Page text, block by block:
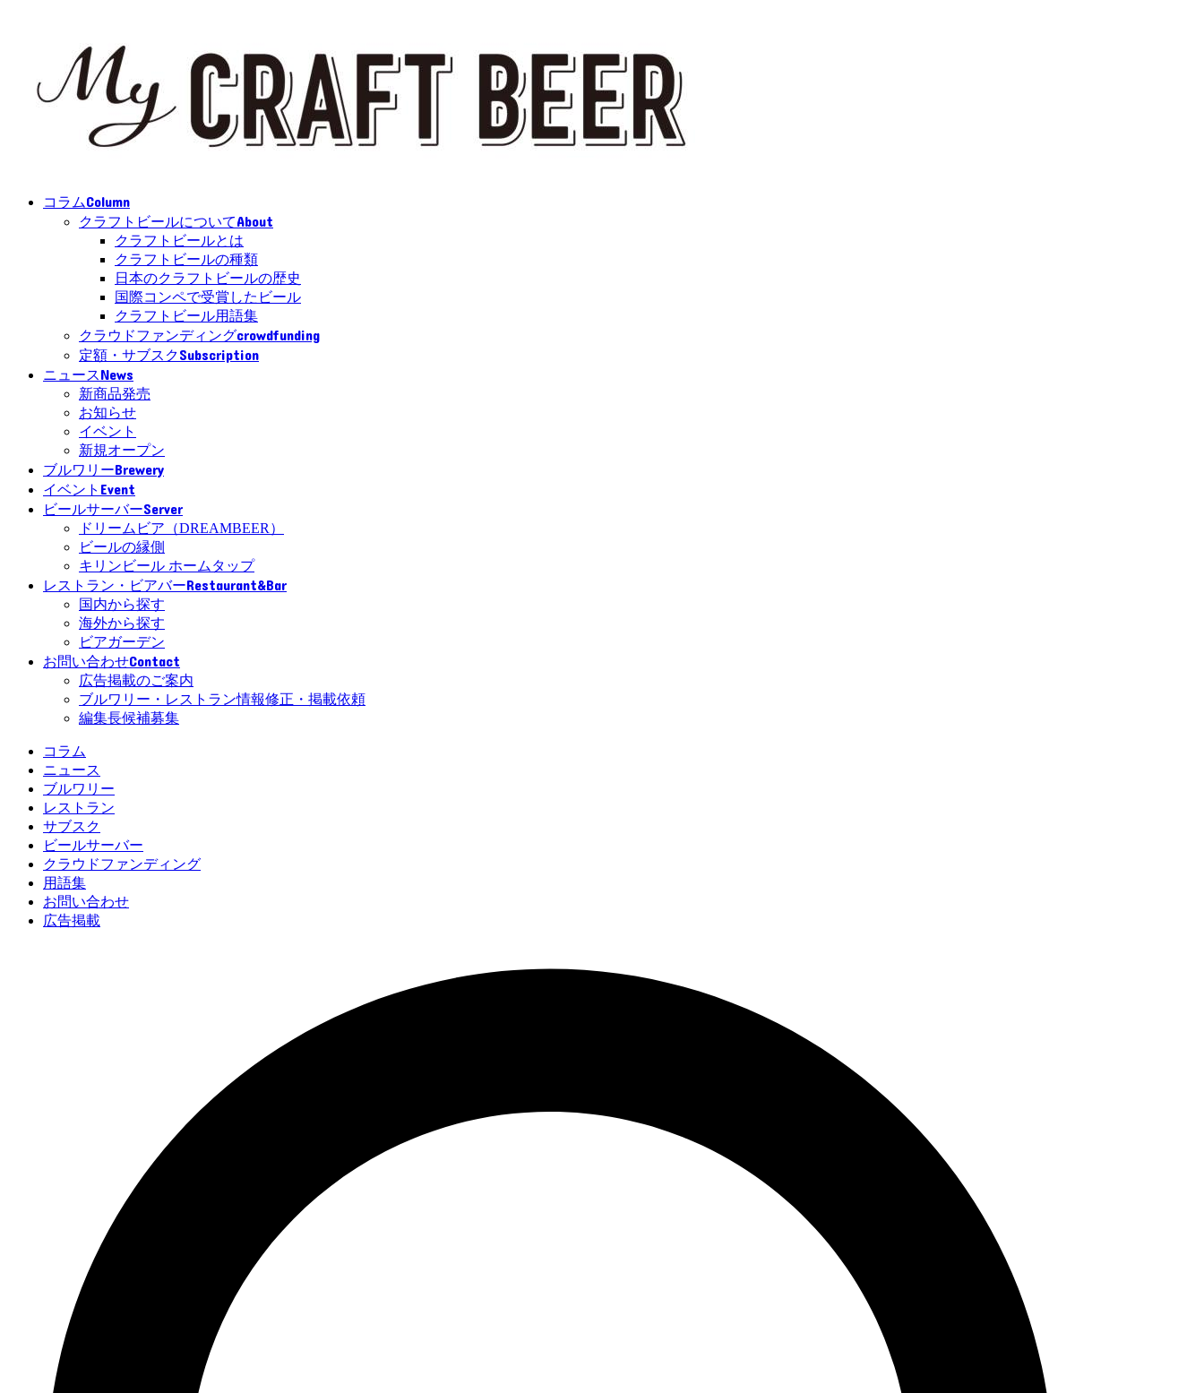
コラムColumn
クラフトビールについてAbout
クラフトビールとは
クラフトビールの種類
日本のクラフトビールの歴史
国際コンペで受賞したビール
クラフトビール用語集
クラウドファンディングcrowdfunding
定額・サブスクSubscription
ニュースNews
新商品発売
お知らせ
イベント
新規オープン
ブルワリーBrewery
イベント Event
ビールサーバーServer
ドリームビア（DREAMBEER）
ビールの縁側
キリンビール ホームタップ
レストラン・ビアバーRestaurant&Bar
国内から探す
海外から探す
ビアガーデン
お問い合わせContact
広告掲載のご案内
ブルワリー・レストラン情報修正・掲載依頼
編集長候補募集
コラム
ニュース
ブルワリー
レストラン
サブスク
ビールサーバー
クラウドファンディング
用語集
お問い合わせ
広告掲載